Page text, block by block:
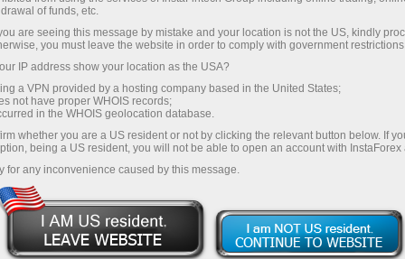
Error loading YouTube: Video could not be
played
of funds, etc.
are seeing this message by mistake and your location is not the US, kindly
you must leave the website in order to comply with government
IP address show your location as the USA?
a VPN provided by a hosting company based in the United States;
not have proper WHOIS records;
in the WHOIS geolocation database.
whether you are a US resident or not by clicking the relevant button below. If
being a US resident, you will not be able to open an account with InstaForex
for any inconvenience caused by this message.